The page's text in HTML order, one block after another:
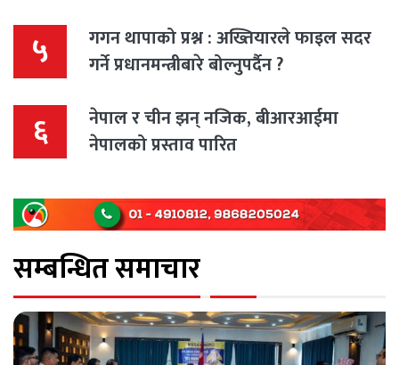
५
गगन थापाको प्रश्न : अख्तियारले फाइल सदर
गर्ने प्रधानमन्त्रीबारे बोल्नुपर्दैन ?
६
नेपाल र चीन झन् नजिक, बीआरआईमा
नेपालको प्रस्ताव पारित
सम्बन्धित समाचार